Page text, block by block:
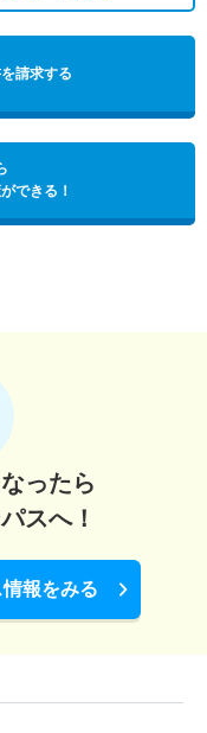
請求する
できる！
ったら
スへ！
報をみる